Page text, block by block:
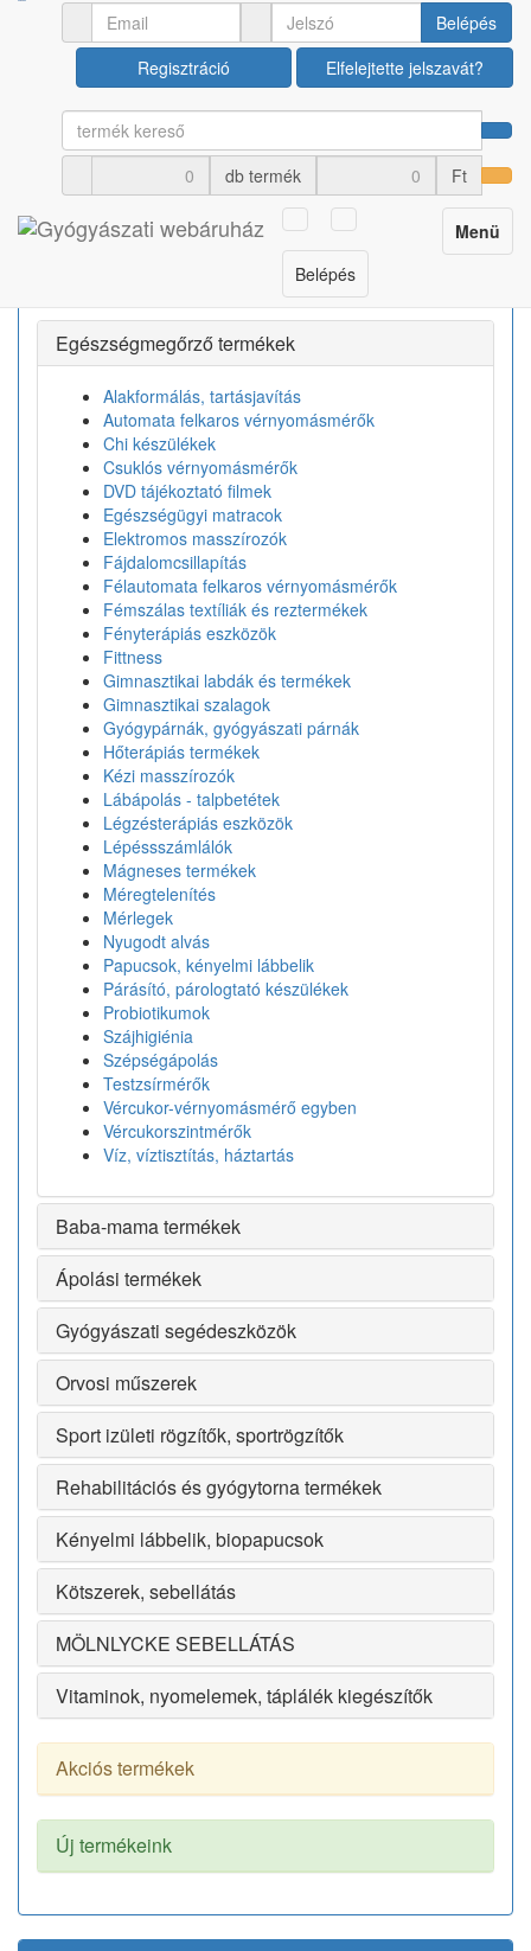
Belépés
Regisztráció
Elfelejtette jelszavát?
db termék Ft
Toggle
navigation
Menü
Belépés
Egészségmegőrző termékek Légzésterápiás eszközök
×
Nincs ilyen termékünk, vagy időközben eltávolították!
Termék kategóriák
Egészségmegőrző termékek
Alakformálás, tartásjavítás
Automata felkaros vérnyomásmérők
Chi készülékek
Csuklós vérnyomásmérők
DVD tájékoztató filmek
Egészségügyi matracok
Elektromos masszírozók
Fájdalomcsillapítás
Félautomata felkaros vérnyomásmérők
Fémszálas textíliák és reztermékek
Fényterápiás eszközök
Fittness
Gimnasztikai labdák és termékek
Gimnasztikai szalagok
Gyógypárnák, gyógyászati párnák
Hőterápiás termékek
Kézi masszírozók
Lábápolás - talpbetétek
Légzésterápiás eszközök
Lépéssszámlálók
Mágneses termékek
Méregtelenítés
Mérlegek
Nyugodt alvás
Papucsok, kényelmi lábbelik
Párásító, párologtató készülékek
Probiotikumok
Szájhigiénia
Szépségápolás
Testzsírmérők
Vércukor-vérnyomásmérő egyben
Vércukorszintmérők
Víz, víztisztítás, háztartás
Baba-mama termékek
Ápolási termékek
Gyógyászati segédeszközök
Orvosi műszerek
Sport izületi rögzítők, sportrögzítők
Rehabilitációs és gyógytorna termékek
Kényelmi lábbelik, biopapucsok
Kötszerek, sebellátás
MÖLNLYCKE SEBELLÁTÁS
Vitaminok, nyomelemek, táplálék kiegészítők
Akciós termékek
Új termékeink